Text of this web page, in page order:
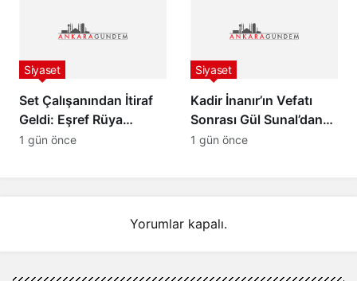
Set Çalışanından İtiraf
Geldi: Eşref Rüya
Dizisinin Asıl Bitme
Siyaset
1 gün önce
Kadir İnanır’ın Vefatı
Sonrası Gül Sunal’dan
Duygulandıran İtiraf
Siyaset
1 gün önce
Yorumlar kapalı.